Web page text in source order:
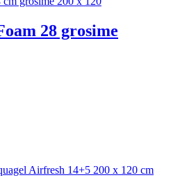
28 grosime